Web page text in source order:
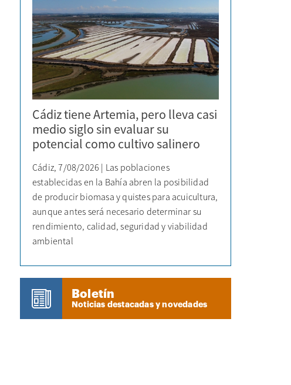
Cádiz tiene Artemia, pero lleva casi
medio siglo sin evaluar su
potencial como cultivo salinero
Cádiz, 7/08/2026 | Las poblaciones
establecidas en la Bahía abren la posibilidad
de producir biomasa y quistes para acuicultura,
aunque antes será necesario determinar su
rendimiento, calidad, seguridad y viabilidad
ambiental
Boletín
Noticias destacadas y novedades